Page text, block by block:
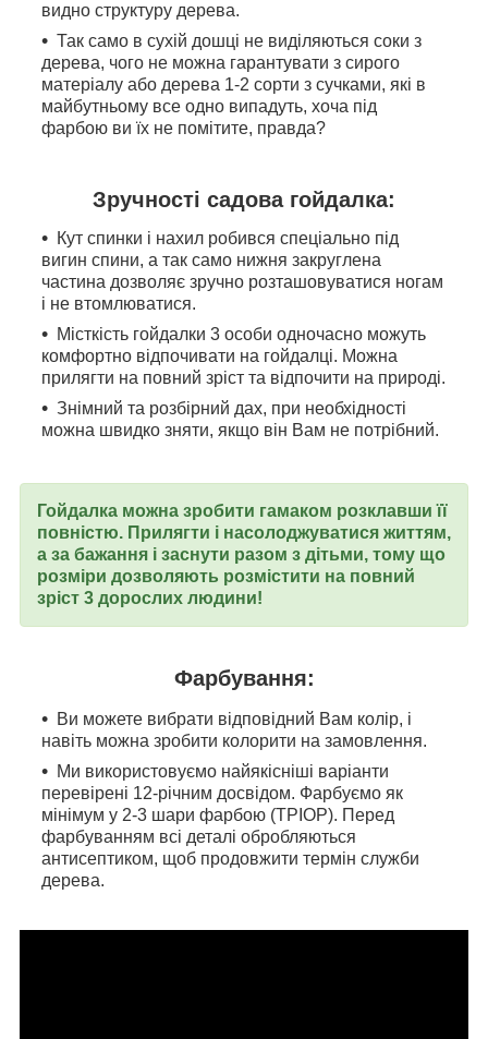
видно структуру дерева.
Так само в сухій дошці не виділяються соки з
дерева, чого не можна гарантувати з сирого
матеріалу або дерева 1-2 сорти з сучками, які в
майбутньому все одно випадуть, хоча під
фарбою ви їх не помітите, правда?
Зручності садова гойдалка:
Кут спинки і нахил робився спеціально під
вигин спини, а так само нижня закруглена
частина дозволяє зручно розташовуватися ногам
і не втомлюватися.
Місткість гойдалки 3 особи одночасно можуть
комфортно відпочивати на гойдалці. Можна
прилягти на повний зріст та відпочити на природі.
Знімний та розбірний дах, при необхідності
можна швидко зняти, якщо він Вам не потрібний.
Гойдалка можна зробити гамаком розклавши її
повністю. Прилягти і насолоджуватися життям,
а за бажання і заснути разом з дітьми, тому що
розміри дозволяють розмістити на повний
зріст 3 дорослих людини!
Фарбування:
Ви можете вибрати відповідний Вам колір, і
навіть можна зробити колорити на замовлення.
Ми використовуємо найякісніші варіанти
перевірені 12-річним досвідом. Фарбуємо як
мінімум у 2-3 шари фарбою (ТРІОР). Перед
фарбуванням всі деталі обробляються
антисептиком, щоб продовжити термін служби
дерева.